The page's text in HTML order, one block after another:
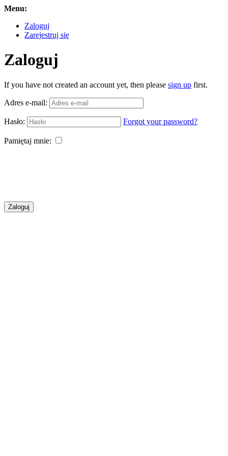
Menu:
Zaloguj
Zarejestruj się
Zaloguj
If you have not created an account yet, then please sign up first.
Adres e-mail:
Hasło: Forgot your password?
Pamiętaj mnie:
Zaloguj